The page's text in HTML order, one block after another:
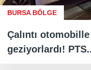
BURSA BÖLGE
Çalıntı
geziyorlardı!